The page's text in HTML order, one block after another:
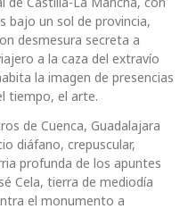
bajo un sol de provincia,
desmesura secreta a
a la caza del extravío
la imagen de presencias
tiempo, el arte.
de Cuenca, Guadalajara
diáfano, crepuscular,
profunda de los apuntes
Cela, tierra de mediodía
el monumento a